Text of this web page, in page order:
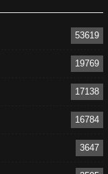
53619
19769
17138
16784
3647